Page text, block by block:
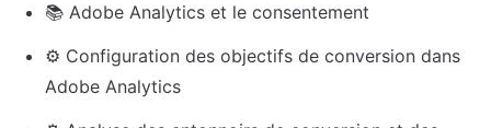
📚 Adobe Analytics et le consentement
⚙️ Configuration des objectifs de conversion dans
Adobe Analytics